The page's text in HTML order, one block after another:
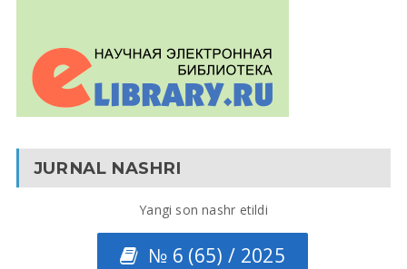
JURNAL NASHRI
Yangi son nashr etildi
№ 6 (65) / 2025